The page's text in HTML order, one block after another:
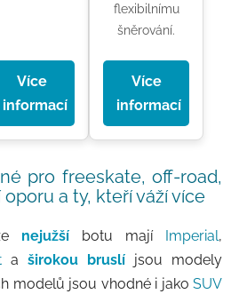
Více
informací
flexibilnímu
šněrování.
Více
informací
pro freeskate, off-road,
a ty, kteří váží více
nejužší botu mají Imperial,
a širokou bruslí jsou modely
modelů jsou vhodné i jako SUV